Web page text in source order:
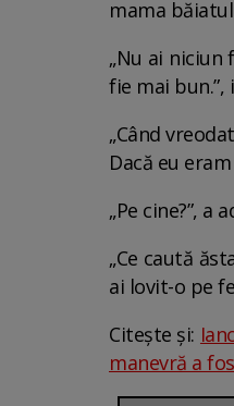
mama
„Nu ai
fie mai
„Când
Dacă eu
„Pe cine?”, a
„Ce caută
ai lovit-o pe
Citește și:
manevră a